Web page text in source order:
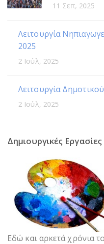
11 Σεπ, 2025
Λειτουργία
2025
2 Ιούλ, 2025
Λειτουργία
2 Ιούλ, 2025
Δημιουργικές Εργασίες
Εδώ και αρκετά χρόνια